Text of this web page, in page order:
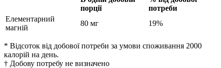
порції
потреби
Елементарний
магній
80 мг 19%
* Відсоток від добової потреби за умови споживання 2000
калорій на день.
† Добову потребу не визначено